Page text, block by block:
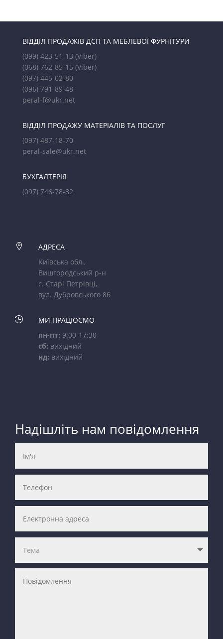
ВІДДІЛ ПРОДАЖІВ ДСП ТА МЕБЛЕВОЇ ФУРНІТУРИ
(099) 423-51-13 (Viber)
(068) 762-85-15 (Viber)
(097) 445-02-80
(096) 791-89-48
peral-f@ukr.net
ВІДДІЛ ПРОДАЖУ МАТЕРІАЛІВ ТА ПОСЛУГ
(097) 487-18-70
peral-sale@ukr.net
БУХГАЛТЕРІЯ
(097) 746-78-82

АДРЕСА
Київська обл.,
Вишгородський р-н
с. Старі Петрівці,
вул. Дубровського 8б

МИ ПРАЦЮЄМО
пн-пт: 9:00-17:30
сб: вихідний
нд: вихідний
Надішліть нам повідомлення